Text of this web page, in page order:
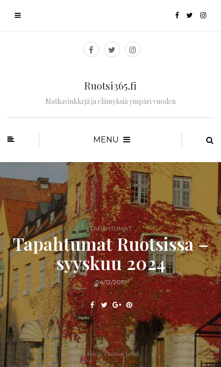
Ruotsi365.fi
Matkavinkkejä ja elämyksiä ympäri vuoden
MENU
TAPAHTUMAT
Tapahtumat Ruotsissa –
syyskuu 2024
04/12/2019